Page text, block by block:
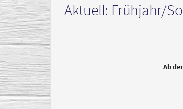
Aktuell: Frühjahr/
Ab